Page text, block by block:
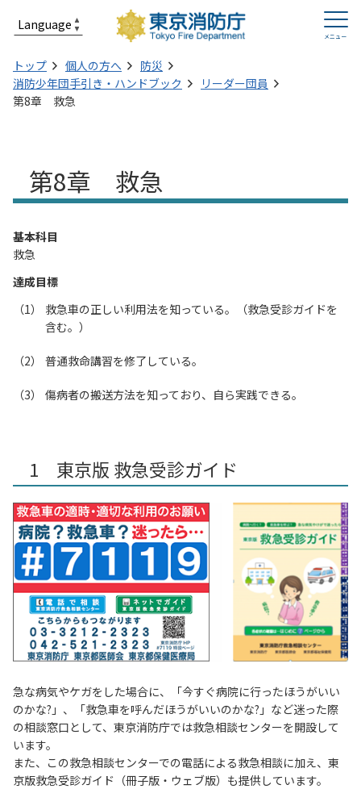
トップ 個人の方へ
防災
消防少年団手引き・ハンドブック
リーダー団員
第8章 救急
第8章 救急
基本科目
救急
達成目標
救急車の正しい利用法を知っている。（救急受診ガイドを
含む。）
普通救命講習を修了している。
傷病者の搬送方法を知っており、自ら実践できる。
1 東京版 救急受診ガイド
急な病気やケガをした場合に、「今すぐ病院に行ったほうがいい
のかな?」、「救急車を呼んだほうがいいのかな?」など迷った際
の相談窓口として、東京消防庁では救急相談センターを開設して
います。
また、この救急相談センターでの電話による救急相談に加え、東
京版救急受診ガイド（冊子版・ウェブ版）も提供しています。